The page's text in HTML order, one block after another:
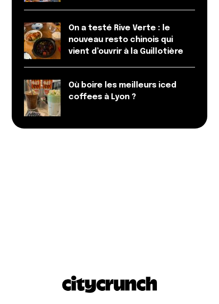
On a testé Rive Verte : le
nouveau resto chinois qui
vient d’ouvrir à la Guillotière
Où boire les meilleurs iced
coffees à Lyon ?